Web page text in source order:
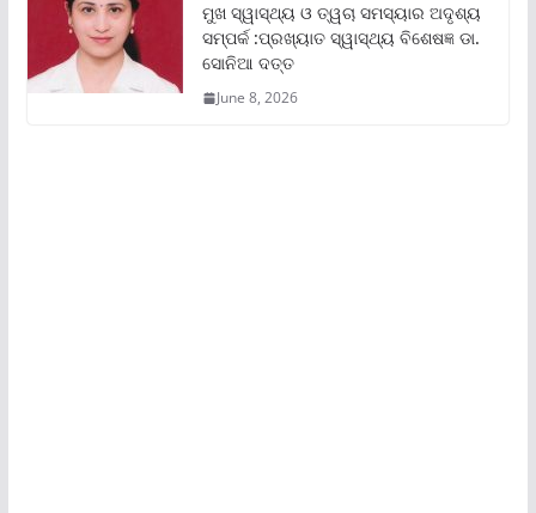
ମୁଖ ସ୍ୱାସ୍ଥ୍ୟ ଓ ତ୍ୱଚା ସମସ୍ୟାର ଅଦୃଶ୍ୟ
ସମ୍ପର୍କ :ପ୍ରଖ୍ୟାତ ସ୍ୱାସ୍ଥ୍ୟ ବିଶେଷଜ୍ଞ ଡା.
ସୋନିଆ ଦତ୍ତ
June 8, 2026